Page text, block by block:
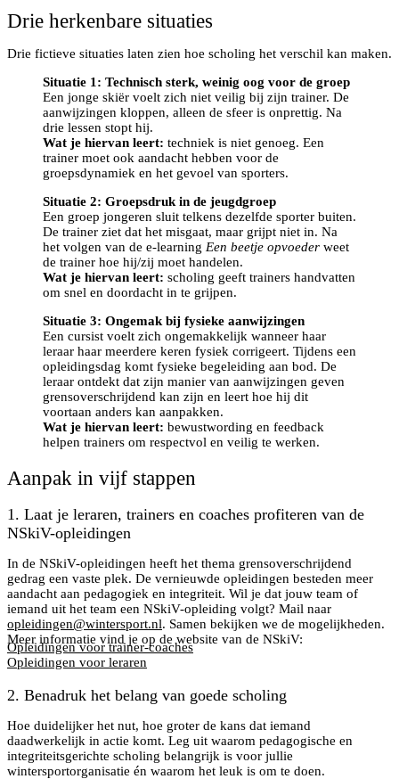
Drie herkenbare situaties
Drie fictieve situaties laten zien hoe scholing het verschil kan maken.
Situatie 1: Technisch sterk, weinig oog voor de groep
Een jonge skiër voelt zich niet veilig bij zijn trainer. De
aanwijzingen kloppen, alleen de sfeer is onprettig. Na
drie lessen stopt hij.
Wat je hiervan leert: techniek is niet genoeg. Een
trainer moet ook aandacht hebben voor de
groepsdynamiek en het gevoel van sporters.
Situatie 2: Groepsdruk in de jeugdgroep
Een groep jongeren sluit telkens dezelfde sporter buiten.
De trainer ziet dat het misgaat, maar grijpt niet in. Na
het volgen van de e-learning Een beetje opvoeder weet
de trainer hoe hij/zij moet handelen.
Wat je hiervan leert: scholing geeft trainers handvatten
om snel en doordacht in te grijpen.
Situatie 3: Ongemak bij fysieke aanwijzingen
Een cursist voelt zich ongemakkelijk wanneer haar
leraar haar meerdere keren fysiek corrigeert. Tijdens een
opleidingsdag komt fysieke begeleiding aan bod. De
leraar ontdekt dat zijn manier van aanwijzingen geven
grensoverschrijdend kan zijn en leert hoe hij dit
voortaan anders kan aanpakken.
Wat je hiervan leert: bewustwording en feedback
helpen trainers om respectvol en veilig te werken.
Aanpak in vijf stappen
1. Laat je leraren, trainers en coaches profiteren van de
NSkiV-opleidingen
In de NSkiV-opleidingen heeft het thema grensoverschrijdend
gedrag een vaste plek. De vernieuwde opleidingen besteden meer
aandacht aan pedagogiek en integriteit. Wil je dat jouw team of
iemand uit het team een NSkiV-opleiding volgt? Mail naar
opleidingen@wintersport.nl. Samen bekijken we de mogelijkheden.
Meer informatie vind je op de website van de NSkiV:
Opleidingen voor trainer-coaches
Opleidingen voor leraren
2. Benadruk het belang van goede scholing
Hoe duidelijker het nut, hoe groter de kans dat iemand
daadwerkelijk in actie komt. Leg uit waarom pedagogische en
integriteitsgerichte scholing belangrijk is voor jullie
wintersportorganisatie én waarom het leuk is om te doen.